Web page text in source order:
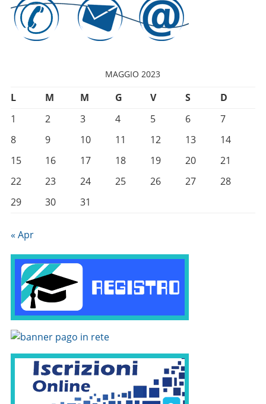
MAGGIO 2023
L M M G V S
D
1
2 3 4 5 6
7
8
9 10 11 12 13
14
15
16 17 18 19 20
21
22
23 24 25 26 27
28
29
30 31
« Apr